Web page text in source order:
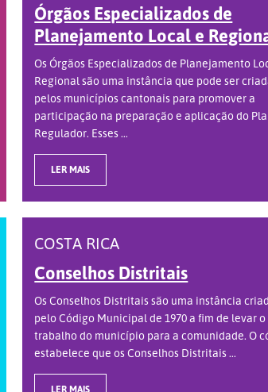
Órgãos Especializados de
Planejamento Local e
Os Órgãos Especializados de Planejamento
Regional são uma instância que pode ser
pelos municípios cantonais para promover a
participação na preparação e aplicação do
Regulador. Esses ...
LER MAIS
COSTA RICA
Conselhos Distritais
Os Conselhos Distritais são uma instância
pelo Código Municipal de 1970 a fim de levar o
trabalho do município para a comunidade. O
estabelece que os Conselhos Distritais ...
LER MAIS